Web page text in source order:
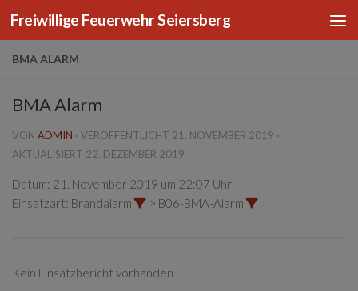
Zum Inhalt springen
Freiwillige Feuerwehr Seiersberg
BMA ALARM
BMA Alarm
VON ADMIN · VERÖFFENTLICHT 21. NOVEMBER 2019 ·
AKTUALISIERT 22. DEZEMBER 2019
Datum: 21. November 2019 um 22:07 Uhr
Einsatzart: Brandalarm > B06-BMA-Alarm
Kein Einsatzbericht vorhanden